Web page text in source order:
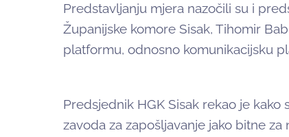
Predstavljanju mjera nazočili su i
Županijske komore Sisak, Tihomir
platformu, odnosno komunikacijsku
Predsjednik HGK Sisak rekao je
zavoda za zapošljavanje jako bitne